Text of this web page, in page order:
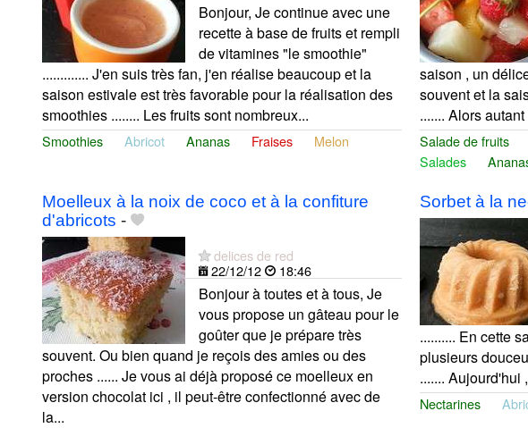
Bonjour, Je continue avec une
recette à base de fruits et rempli
de vitamines "le smoothie"
............. J'en suis très fan, j'en réalise beaucoup et la
saison estivale est très favorable pour la réalisation des
smoothies ........ Les fruits sont nombreux...
Smoothies Abricot Ananas Fraises Melon
saison , un
souvent et la
....... Alors
Salade de fruits
Salades
Moelleux à la noix de coco et à la confiture
d'abricots -
delices de red
22/12/12
18:46
Bonjour à toutes et à tous, Je
vous propose un gâteau pour le
goûter que je prépare très
souvent. Ou bien quand je reçois des amies ou des
proches ...... Je vous ai déjà proposé ce moelleux en
version chocolat ici , il peut-être confectionné avec de
la...
Sorbet à la
.......... En cette
plusieurs
....... Aujourd'hui
Nectarines